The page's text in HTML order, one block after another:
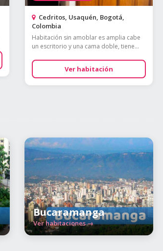
Cedritos, Usaquén, Bogotá,
Colombia
Habitación sin amoblar es amplia cabe
un escritorio y una cama doble, tiene...
Ver habitación
Bucaramanga
Ver habitaciones →